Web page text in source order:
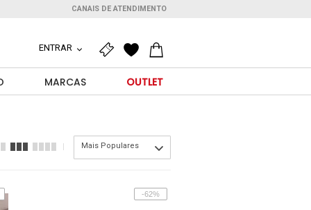
CANAIS DE ATENDIMENTO
ENTRAR
MARCAS OUTLET
Mais Populares
-62%